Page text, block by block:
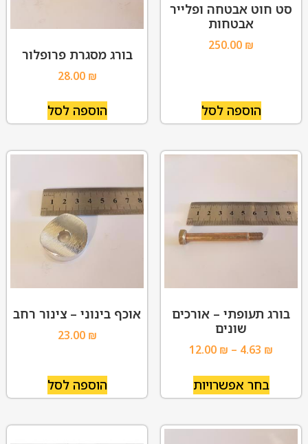
סט חוט אבטחה ופלייר
אבטחות
250.00 ₪
הוספה לסל
בורג מסגרת פרופלור
28.00 ₪
הוספה לסל
בורג תעופתי – אורכים
שונים
4.63 ₪
–
12.00 ₪
בחר אפשרויות
אוכף בינוני – צינור רחב
23.00 ₪
הוספה לסל